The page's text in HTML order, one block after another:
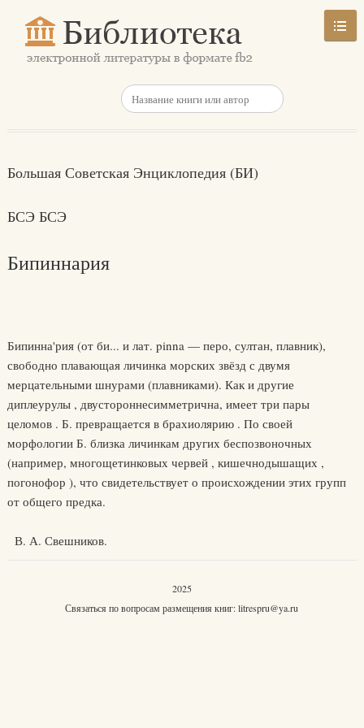
Большая Советская Энциклопедия (БИ)
БСЭ БСЭ
Бипиннария
Бипинна'рия (от би... и лат. pinna — перо, султан, плавник),
свободно плавающая личинка морских звёзд с двумя
мерцательными шнурами (плавниками). Как и другие
диплеурулы , двустороннесимметрична, имеет три пары
целомов . Б. превращается в брахиолярию . По своей
морфологии Б. близка личинкам других беспозвоночных
(например, многощетинковых червей , кишечнодышащих ,
погонофор ), что свидетельствует о происхождении этих групп
от общего предка.
В. А. Свешников.
2025
Связаться по вопросам размещения книг:litrespru@ya.ru